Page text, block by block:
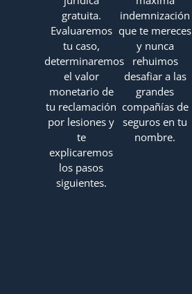
gratuita.
Evaluaremos
tu caso,
determinaremos
el valor
monetario de
tu reclamación
por lesiones y
te
explicaremos
los pasos
siguientes.
indemnización
que te mereces
y nunca
rehuimos
desafiar a las
grandes
compañías de
seguros en tu
nombre.